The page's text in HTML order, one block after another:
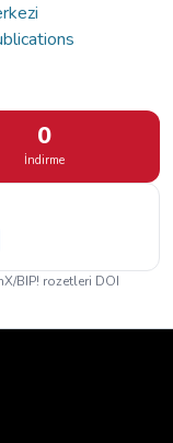
0
İndirme
BIP! rozetleri DOI